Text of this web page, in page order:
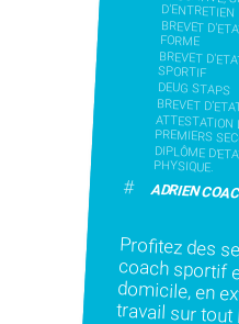
D'ENTRETIEN
BREVET
FORME
BREVET
SPORTIF
DEUG STAPS
BREVET
ATTESTATION
PREMIERS
DIPLÔME
PHYSIQUE.
# ADRIEN
Profitez des
coach sportif
domicile, en
travail sur
alentours